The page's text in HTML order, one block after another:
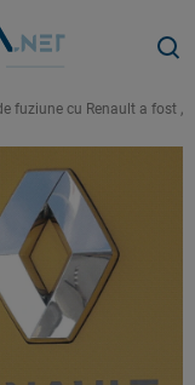
fuziune cu Renault a fost